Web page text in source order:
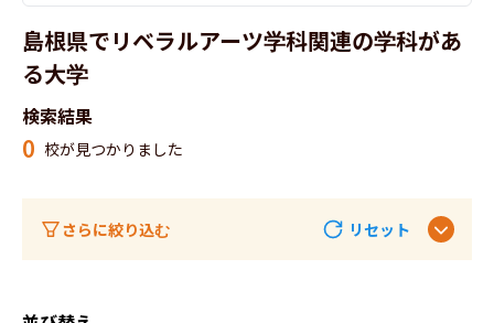
島根県でリベラルアーツ学科関連の学科があ
る大学
検索結果
0 校が見つかりました
さらに絞り込む リセット